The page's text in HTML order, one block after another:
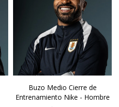
Buzo Medio Cierre de
Entrenamiento Nike - Hombre